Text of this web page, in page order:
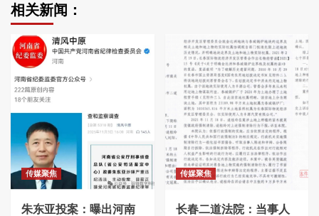
相关新闻：
传媒聚焦
朱东亚投案：曝出河南
传媒聚焦
长春二道法院：当事人